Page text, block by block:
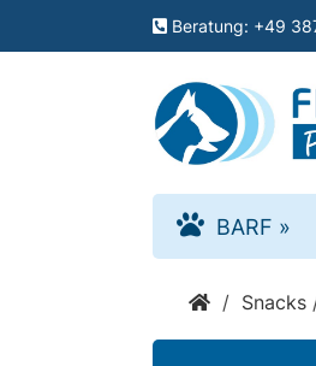
Beratung: +49
BARF »
schließen
/ Snacks